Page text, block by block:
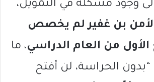
وجود مشكلة في التمويل،
الأمن بن غفير لم يخصص
الأول من العام الدراسي، ما
“بدون الحراسة، لن أفتح